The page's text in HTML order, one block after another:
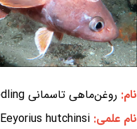
نام: روغن‌ماهی تاسمانی Tasmanian codling
نام علمی: Eeyorius hutchinsi